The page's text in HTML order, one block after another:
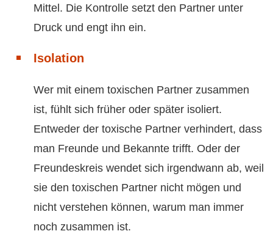
Mittel. Die Kontrolle setzt den Partner unter
Druck und engt ihn ein.
Isolation
Wer mit einem toxischen Partner zusammen
ist, fühlt sich früher oder später isoliert.
Entweder der toxische Partner verhindert, dass
man Freunde und Bekannte trifft. Oder der
Freundeskreis wendet sich irgendwann ab, weil
sie den toxischen Partner nicht mögen und
nicht verstehen können, warum man immer
noch zusammen ist.